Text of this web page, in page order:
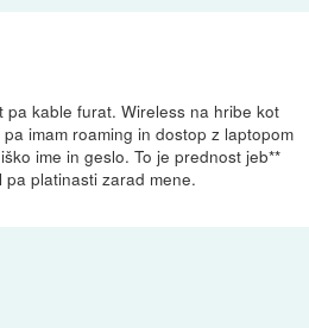
pa kable furat. Wireless na hribe kot
imam roaming in dostop z laptopom
ime in geslo. To je prednost jeb**
platinasti zarad mene.